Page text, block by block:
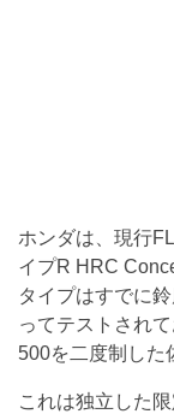
ホンダは、現行
イプR HRC
タイプはすでに
ってテストされ
500を二度制した
これは独立した